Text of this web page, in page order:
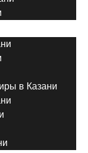
в Казани